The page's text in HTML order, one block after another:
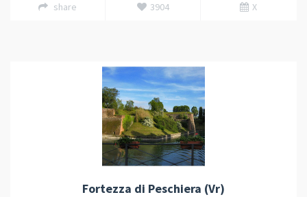
share 3904 X
Fortezza di Peschiera (Vr)